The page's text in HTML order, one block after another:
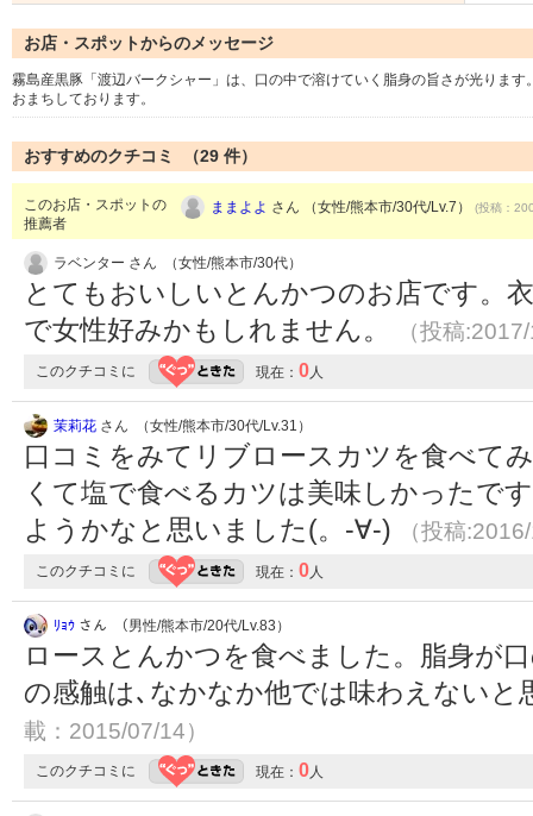
お店・スポットからのメッセージ
霧島産黒豚「渡辺バークシャー」は、口の中で溶けていく脂身の旨さが光りま
おまちしております。
おすすめのクチコミ （29 件）
このお店・スポットの
推薦者
ままよよ さん （女性/熊本市/30代/Lv.7） (投稿：
ラベンター さん （女性/熊本市/30代）
とてもおいしいとんかつのお店です。
で女性好みかもしれません。
（投稿
このクチコミに 現在： 0人
茉莉花 さん （女性/熊本市/30代/Lv.31）
口コミをみてリブロースカツを食べて
くて塩で食べるカツは美味しかったで
ようかなと思いました(。-∀-)
（投稿
このクチコミに 現在： 0人
ﾘｮｳ さん （男性/熊本市/20代/Lv.83）
ロースとんかつを食べました。脂身が
の感触は､なかなか他では味わえないと
載：2015/07/14）
このクチコミに 現在： 0人